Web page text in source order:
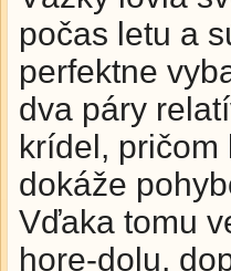
počas letu a
perfektne
dva páry
krídel, pričom
dokáže
Vďaka tomu
hore-dolu,